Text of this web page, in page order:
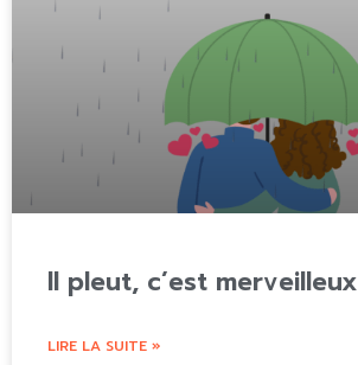
Il pleut, c’est merveilleux
LIRE LA SUITE »